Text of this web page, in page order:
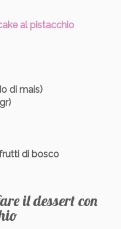
al pistacchio
di mais)
di bosco
il dessert con